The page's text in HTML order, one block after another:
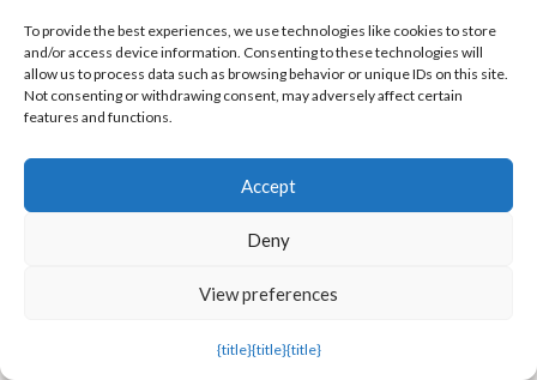
Tras dos años de reclusión domiciliaria, una mujer afgana huye
del régimen talibán y continúa sus estudios de medicina en
To provide the best experiences, we use technologies like cookies to store
and/or access device information. Consenting to these technologies will
allow us to process data such as browsing behavior or unique IDs on this site.
Not consenting or withdrawing consent, may adversely affect certain
features and functions.
Accept
Deny
View preferences
{title}{title}{title}